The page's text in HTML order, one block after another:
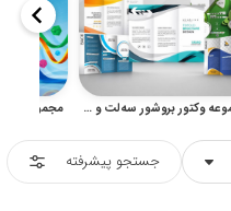
مجموعه وکتور بروشور سه‌لت و قالب تبلیغاتی شرکتی
جستجو پیشرفته